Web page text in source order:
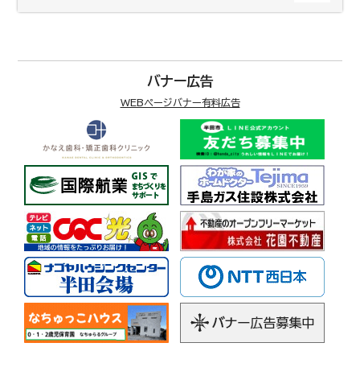
バナー広告
WEBページバナー有料広告